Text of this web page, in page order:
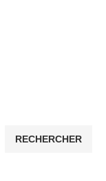
RECHERCHER